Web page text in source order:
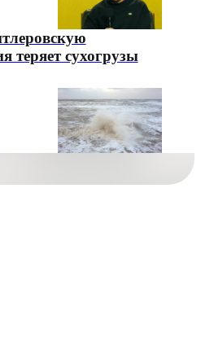
теряет сухогрузы